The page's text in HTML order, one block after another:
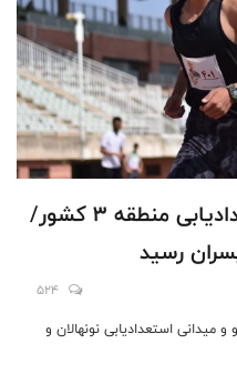
مسابقات دو و میدانی استعدادیابی منطقه 3 کشور/
رسید
524
استعدادیابی نونهالان و